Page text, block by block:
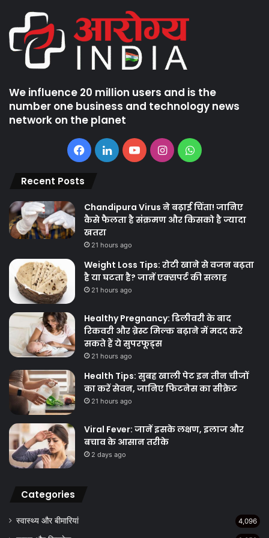
We influence 20 million users and is the
number one business and technology news
network on the planet
Facebook
LinkedInYouTubeInstagramWhatsApp
Recent Posts
Chandipura Virus ने बढ़ाई चिंता! जानिए
कैसे फैलता है संक्रमण और किसको है ज्यादा
खतरा
21 hours ago
Weight Loss Tips: रोटी खाने से वजन बढ़ता
है या घटता है? जानें एक्सपर्ट की सलाह
21 hours ago
Healthy Pregnancy: डिलीवरी के बाद
रिकवरी और ब्रेस्ट मिल्क बढ़ाने में मदद करे
सकते हैं ये सुपरफूड्स
21 hours ago
Health Tips: सुबह खाली पेट इन तीन चीजों
का करें सेवन, जानिए फिटनेस का सीक्रेट
21 hours ago
Viral Fever: जानें इसके लक्षण, इलाज और
बचाव के आसान तरीके
2 days ago
Categories
स्वास्थ्य और बीमारियां 4,096